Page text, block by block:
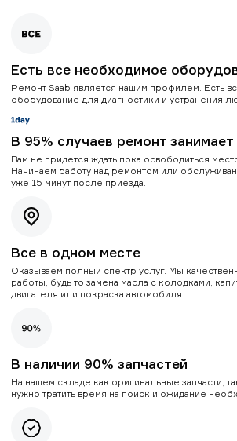
Есть все необходимое
Ремонт Saab является нашим профилем. Есть
оборудование для диагностики и устранения
В 95% случаев ремонт занимает
Вам не придется ждать пока освободиться
Начинаем работу над ремонтом или
уже 15 минут после приезда.
Все в одном месте
Оказываем полный спектр услуг. Мы
работы, будь то замена масла с колодками,
двигателя или покраска автомобиля.
В наличии 90% запчастей
На нашем складе как оригинальные запчасти,
нужно тратить время на поиск и ожидание